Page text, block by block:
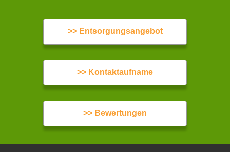
>> Entsorgungsangebot
>> Kontaktaufname
>> Bewertungen